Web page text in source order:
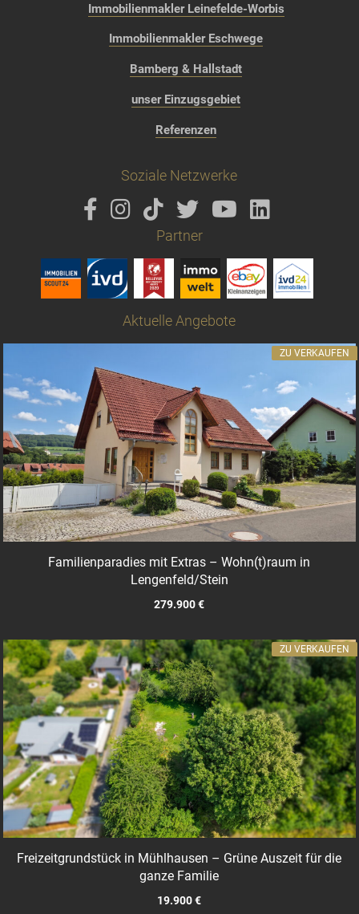
Immobilienmakler Leinefelde-Worbis
Immobilienmakler Eschwege
Bamberg & Hallstadt
unser Einzugsgebiet
Referenzen
Soziale Netzwerke
Partner
Aktuelle Angebote
Familienparadies mit Extras – Wohn(t)raum in
Lengenfeld/Stein
279.900 €
ZU VERKAUFEN
Freizeitgrundstück in Mühlhausen – Grüne Auszeit für die
ganze Familie
19.900 €
ZU VERKAUFEN